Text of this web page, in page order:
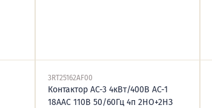
3RT25162AF00
Контактор AC-3 4кВт/400В AC-1
18АAC 110В 50/60Гц 4п 2НО+2НЗ